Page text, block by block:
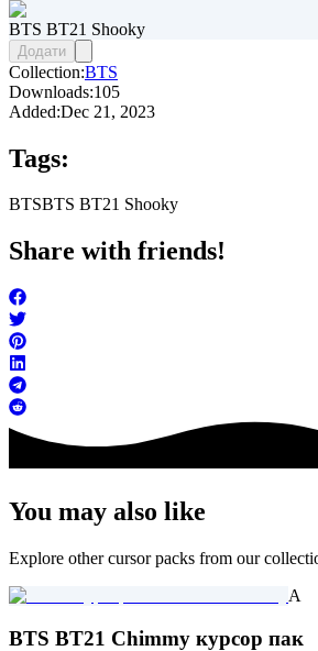
BTS BT21 Shooky
Додати
Collection:BTS
Downloads:105
Added:Dec 21, 2023
Tags:
BTSBTS BT21 Shooky
Share with friends!
You may also like
Explore other cursor packs from our
A
BTS BT21 Chimmy курсор пак